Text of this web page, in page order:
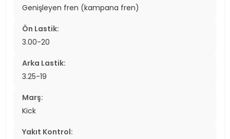
Genişleyen fren (kampana fren)
Ön Lastik:
3.00-20
Arka Lastik:
3.25-19
Marş:
Kick
Yakıt Kontrol: